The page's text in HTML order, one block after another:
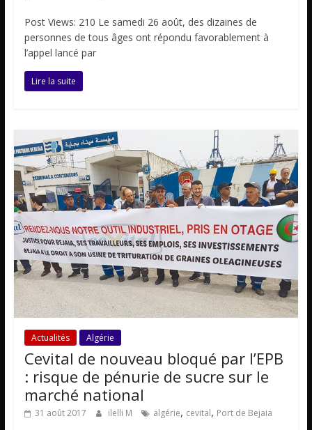
Post Views: 210 Le samedi 26 août, des dizaines de
personnes de tous âges ont répondu favorablement à
l’appel lancé par
Lire la suite
Actualités Algérie
Cevital de nouveau bloqué par l’EPB
: risque de pénurie de sucre sur le
marché national
31 août 2017 ilelli M algérie, cevital, Port de Bejaia